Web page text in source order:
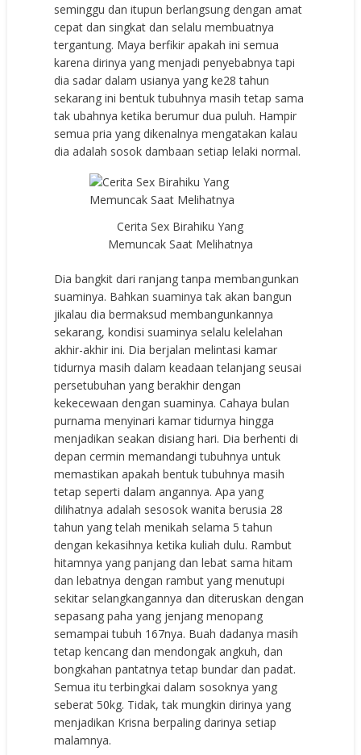
seminggu dan itupun berlangsung dengan amat
cepat dan singkat dan selalu membuatnya
tergantung. Maya berfikir apakah ini semua
karena dirinya yang menjadi penyebabnya tapi
dia sadar dalam usianya yang ke28 tahun
sekarang ini bentuk tubuhnya masih tetap sama
tak ubahnya ketika berumur dua puluh. Hampir
semua pria yang dikenalnya mengatakan kalau
dia adalah sosok dambaan setiap lelaki normal.
Cerita Sex Birahiku Yang
Memuncak Saat Melihatnya
Dia bangkit dari ranjang tanpa membangunkan
suaminya. Bahkan suaminya tak akan bangun
jikalau dia bermaksud membangunkannya
sekarang, kondisi suaminya selalu kelelahan
akhir-akhir ini. Dia berjalan melintasi kamar
tidurnya masih dalam keadaan telanjang seusai
persetubuhan yang berakhir dengan
kekecewaan dengan suaminya. Cahaya bulan
purnama menyinari kamar tidurnya hingga
menjadikan seakan disiang hari. Dia berhenti di
depan cermin memandangi tubuhnya untuk
memastikan apakah bentuk tubuhnya masih
tetap seperti dalam angannya. Apa yang
dilihatnya adalah sesosok wanita berusia 28
tahun yang telah menikah selama 5 tahun
dengan kekasihnya ketika kuliah dulu. Rambut
hitamnya yang panjang dan lebat sama hitam
dan lebatnya dengan rambut yang menutupi
sekitar selangkangannya dan diteruskan dengan
sepasang paha yang jenjang menopang
semampai tubuh 167nya. Buah dadanya masih
tetap kencang dan mendongak angkuh, dan
bongkahan pantatnya tetap bundar dan padat.
Semua itu terbingkai dalam sosoknya yang
seberat 50kg. Tidak, tak mungkin dirinya yang
menjadikan Krisna berpaling darinya setiap
malamnya.